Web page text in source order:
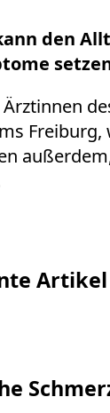
den
Artikel